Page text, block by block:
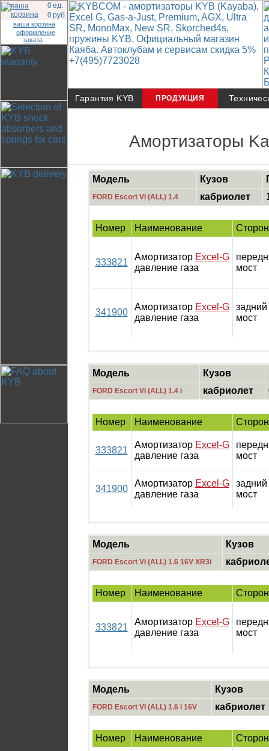
0ед.
0руб.
ваша корзина
оформление
заказа
Гарантия KYB ПРОДУКЦИЯ
Амортизаторы
Модель Кузов
FORD Escort VI (ALL) 1.4 кабриолет
Номер Наименование
333821
Амортизатор Excel-G
давление газа
мост
341900
Амортизатор Excel-G
давление газа
задний
мост
Модель Кузов
FORD Escort VI (ALL) 1.4 i кабриолет
Номер Наименование
333821
Амортизатор Excel-G
давление газа
мост
341900
Амортизатор Excel-G
давление газа
задний
мост
Модель Кузов
FORD Escort VI (ALL) 1.6 16V XR3i
Номер Наименование
333821
Амортизатор Excel-G
давление газа
мост
Модель Кузов
FORD Escort VI (ALL) 1.6 i 16V кабриолет
Номер Наименование